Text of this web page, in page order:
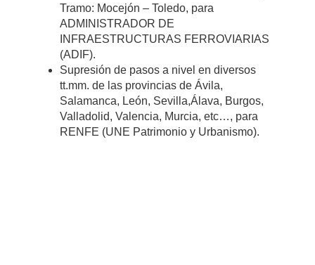
Tramo: Mocejón – Toledo, para
ADMINISTRADOR DE
INFRAESTRUCTURAS FERROVIARIAS
(ADIF).
Supresión de pasos a nivel en diversos
tt.mm. de las provincias de Ávila,
Salamanca, León, Sevilla,Álava, Burgos,
Valladolid, Valencia, Murcia, etc…, para
RENFE (UNE Patrimonio y Urbanismo).